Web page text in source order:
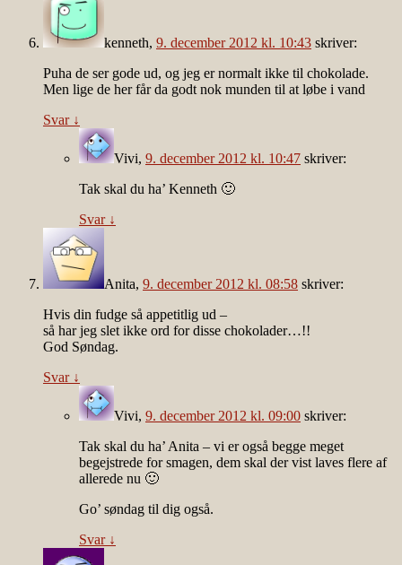
kenneth, 9. december 2012 kl. 10:43 skriver:
Puha de ser gode ud, og jeg er normalt ikke til chokolade.
Men lige de her får da godt nok munden til at løbe i vand
Svar ↓
Vivi, 9. december 2012 kl. 10:47 skriver:
Tak skal du ha’ Kenneth 🙂
Svar ↓
Anita, 9. december 2012 kl. 08:58 skriver:
Hvis din fudge så appetitlig ud –
så har jeg slet ikke ord for disse chokolader…!!
God Søndag.
Svar ↓
Vivi, 9. december 2012 kl. 09:00 skriver:
Tak skal du ha’ Anita – vi er også begge meget
begejstrede for smagen, dem skal der vist laves flere af
allerede nu 🙂
Go’ søndag til dig også.
Svar ↓